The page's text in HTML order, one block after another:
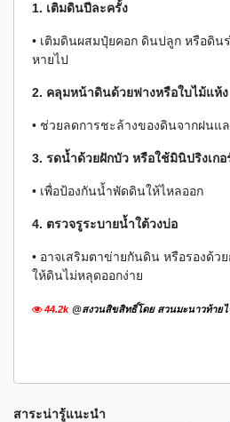
1. เติมดินปีละครั้ง
• เติมดินผสมปุ๋ยคอก ดินปลูก หรือดิน
หายไป
2. คลุมหน้าดินด้วยฟางหรือใบไม้แห้ง
• ช่วยลดการชะล้างของดินจากฝนแ
3. รดน้ำด้วยฝักบัว หรือใช้มินิปริงเกอ
• เพื่อป้องกันน้ำพัดดินให้ไหลออก
4. ตรวจรูระบายน้ำใต้วงบ่อ
• อาจเสริมตาข่ายกันดิน หรือรองด้ว
ให้ดินไม่หลุดออกง่าย
44.2k @สงวนสิขสิทธิ์โดย สวนมะนาวท้ายไ
สาระน่ารู้แนะนำ